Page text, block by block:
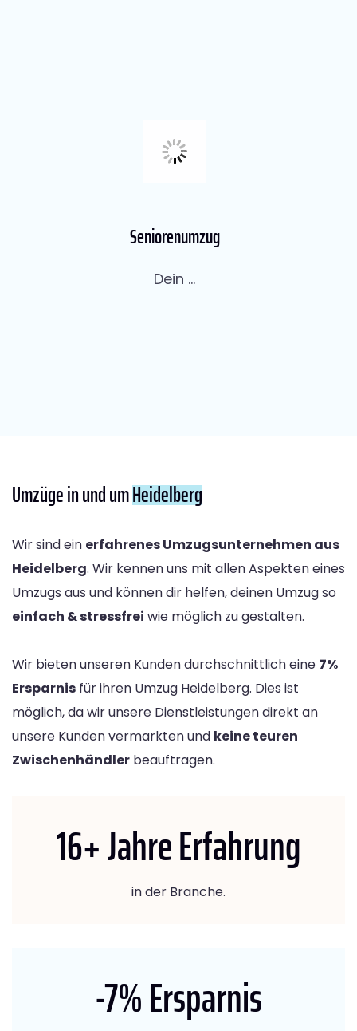
Seniorenumzug
Dein ...
Umzüge in und umHeidelberg
Wir sind ein erfahrenes Umzugsunternehmen aus
Heidelberg. Wir kennen uns mit allen Aspekten eines
Umzugs aus und können dir helfen, deinen Umzug so
einfach & stressfrei wie möglich zu gestalten.
Wir bieten unseren Kunden durchschnittlich eine 7%
Ersparnis für ihren Umzug Heidelberg. Dies ist
möglich, da wir unsere Dienstleistungen direkt an
unsere Kunden vermarkten und keine teuren
Zwischenhändler beauftragen.
16+ Jahre Erfahrung
in der Branche.
-7% Ersparnis